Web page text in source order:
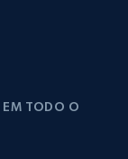
TODO O